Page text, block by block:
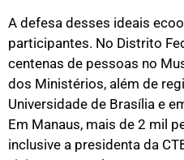
A defesa desses ideais
participantes. No Distrito
centenas de pessoas no
dos Ministérios, além de
Universidade de Brasília e
Em Manaus, mais de 2 mil
inclusive a presidenta da